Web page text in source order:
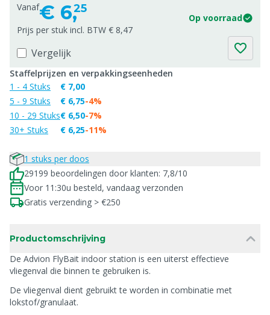
Vanaf€ 6,25
Op voorraad
Prijs per stuk incl. BTW € 8,47
Vergelijk
Staffelprijzen en verpakkingseenheden
1 - 4 Stuks
5 - 9 Stuks
10 - 29 Stuks
30+ Stuks
€ 7,00
€ 6,75
€ 6,50
€ 6,25
-4%
-7%
-11%
1 stuks per doos
29199 beoordelingen door klanten: 7,8/10
Voor 11:30u besteld, vandaag verzonden
Gratis verzending > €250
Productomschrijving
De Advion FlyBait indoor station is een uiterst effectieve
vliegenval die binnen te gebruiken is.
De vliegenval dient gebruikt te worden in combinatie met
lokstof/granulaat.